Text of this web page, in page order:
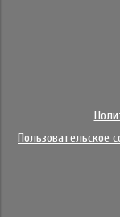
Пользовательское